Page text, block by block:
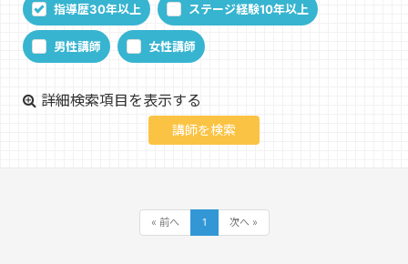
指導歴30年以上 ステージ経験10年以上
男性講師 女性講師
詳細検索項目を表示する
« 前へ 1 次へ »